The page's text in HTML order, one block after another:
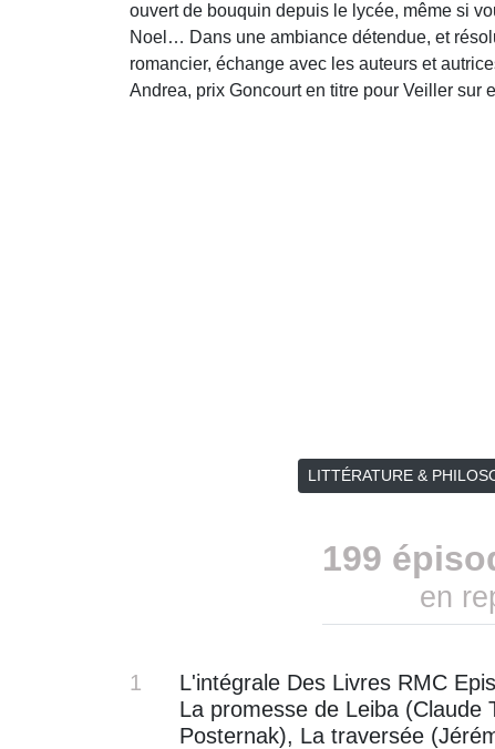
ouvert de bouquin depuis le lycée, même si
Noel… Dans une ambiance détendue, et
romancier, échange avec les auteurs et
Andrea, prix Goncourt en titre pour Veiller sur
LITTÉRATURE &
199
en
1
L'intégrale Des Livres RMC
La promesse de Leiba (Claude
Posternak), La traversée